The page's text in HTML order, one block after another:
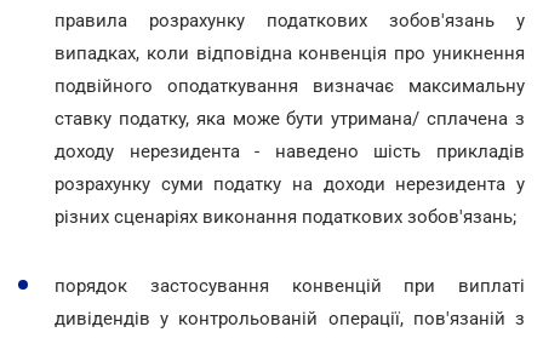
правила розрахунку податкових зобов'язань у
випадках, коли відповідна конвенція про уникнення
подвійного оподаткування визначає максимальну
ставку податку, яка може бути утримана/ сплачена з
доходу нерезидента - наведено шість прикладів
розрахунку суми податку на доходи нерезидента у
різних сценаріях виконання податкових зобов'язань;
порядок застосування конвенцій при виплаті
дивідендів у контрольованій операції, пов'язаній з